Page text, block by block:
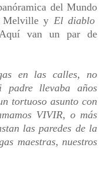
del Mundo
Melville y El diablo
van un par de
en las calles, no
padre llevaba años
tortuoso asunto con
VIVIR, o más
las paredes de la
maestras, nuestros